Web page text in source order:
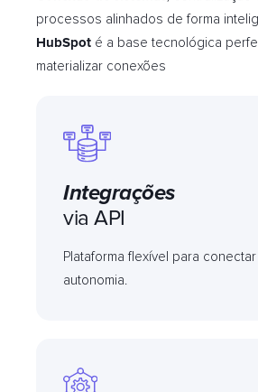
processos alinhados de forma
HubSpot é a base tecnológica
materializar conexões
Integrações
via API
Plataforma flexível para
autonomia.